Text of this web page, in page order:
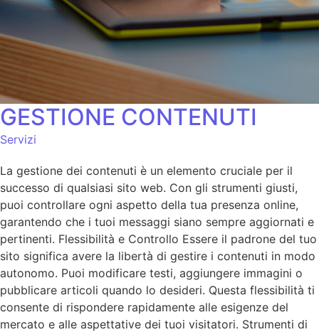
GESTIONE CONTENUTI
Servizi
La gestione dei contenuti è un elemento cruciale per il
successo di qualsiasi sito web. Con gli strumenti giusti,
puoi controllare ogni aspetto della tua presenza online,
garantendo che i tuoi messaggi siano sempre aggiornati e
pertinenti. Flessibilità e Controllo Essere il padrone del tuo
sito significa avere la libertà di gestire i contenuti in modo
autonomo. Puoi modificare testi, aggiungere immagini o
pubblicare articoli quando lo desideri. Questa flessibilità ti
consente di rispondere rapidamente alle esigenze del
mercato e alle aspettative dei tuoi visitatori. Strumenti di